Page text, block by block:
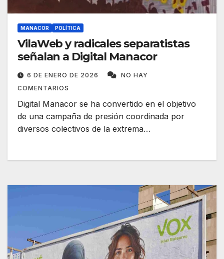
MANACOR POLÍTICA
VilaWeb y radicales separatistas
señalan a Digital Manacor
6 DE ENERO DE 2026
NO HAY
COMENTARIOS
Digital Manacor se ha convertido en el objetivo
de una campaña de presión coordinada por
diversos colectivos de la extrema…